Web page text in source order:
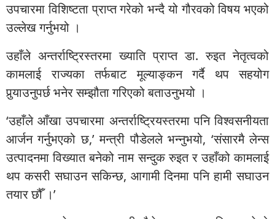
उपचारमा विशिष्टता प्राप्त गरेको भन्दै यो गौरवको विषय भएको
उल्लेख गर्नुभयो ।
उहाँले अन्तर्राष्ट्रिस्तरमा ख्याति प्राप्त डा. रुइत नेतृत्वको
कामलाई राज्यका तर्फबाट मूल्याङ्कन गर्दै थप सहयोग
पुर्‍याउनुपर्छ भनेर सम्झौता गरिएको बताउनुभयो ।
‘उहाँले आँखा उपचारमा अन्तर्राष्ट्रियस्तरमा पनि विश्वसनीयता
आर्जन गर्नुभएको छ,’ मन्त्री पौडेलले भन्नुभयो, ‘संसारमै लेन्स
उत्पादनमा विख्यात बनेको नाम सन्दुक रुइत र उहाँको कामलाई
थप कसरी सघाउन सकिन्छ, आगामी दिनमा पनि हामी सघाउन
तयार छौँ ।’